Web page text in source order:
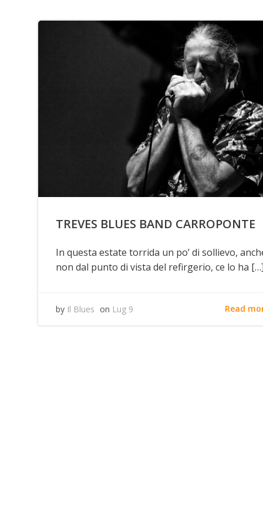
TREVES BLUES BAND CARROPONTE
In questa estate torrida un po’ di sollievo,
non dal punto di vista del refirgerio, ce lo ha
by Il Blues on Lug 9 Read